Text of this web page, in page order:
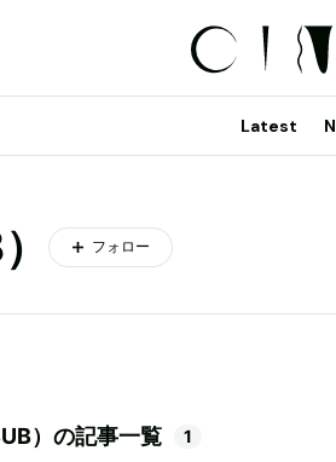
Latest
フォロー
）の記事一覧 1